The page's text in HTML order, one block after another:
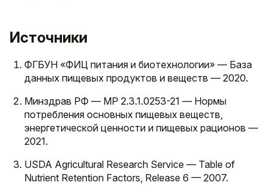
Источники
ФГБУН «ФИЦ питания и биотехнологии» — База
данных пищевых продуктов и веществ — 2020.
Минздрав РФ — МР 2.3.1.0253-21 — Нормы
потребления основных пищевых веществ,
энергетической ценности и пищевых рационов —
2021.
USDA Agricultural Research Service — Table of
Nutrient Retention Factors, Release 6 — 2007.